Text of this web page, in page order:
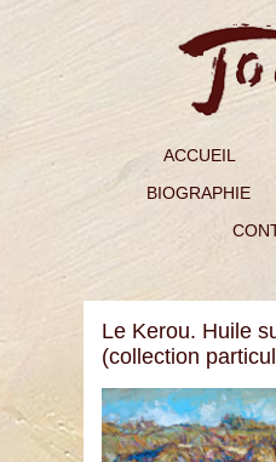
ACCUEIL
BIOGRAPHIE
Le Kerou. Huile
(collection